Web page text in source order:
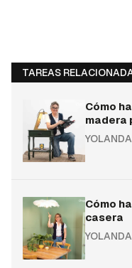
TAREAS
Cómo
madera
Cómo
casera